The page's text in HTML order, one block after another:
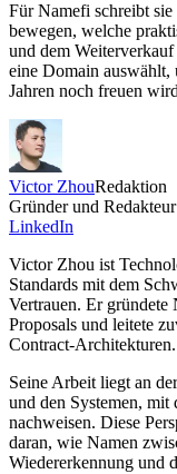
Für Namefi schreibt
bewegen, welche
und dem
eine Domain auswählt,
Jahren noch freuen
Victor ZhouRedaktion
Gründer und
LinkedIn
Victor Zhou ist
Standards mit dem
Vertrauen. Er
Proposals und leitete
Contract-Architekturen.
Seine Arbeit liegt an
und den Systemen, mit
nachweisen. Diese
daran, wie Namen
Wiedererkennung und